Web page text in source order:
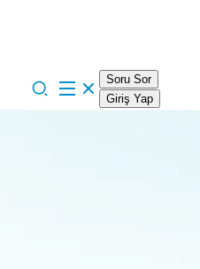
Soru Sor
Giriş Yap